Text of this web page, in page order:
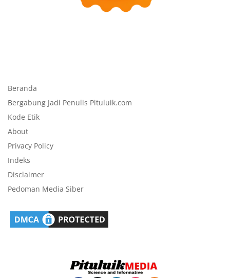
Beranda
Bergabung Jadi Penulis Pituluik.com
Kode Etik
About
Privacy Policy
Indeks
Disclaimer
Pedoman Media Siber